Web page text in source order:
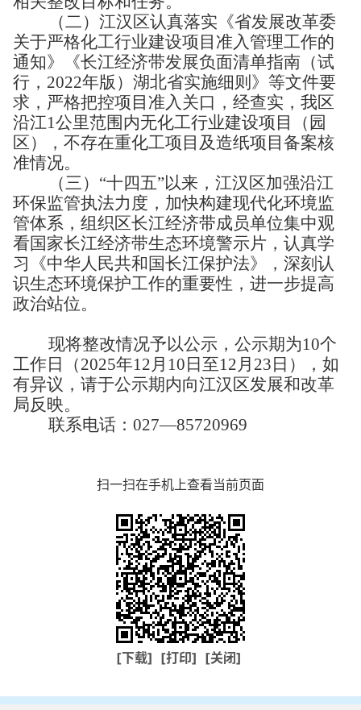
（二）江汉区认真落实《省发展改革委
关于严格化工行业建设项目准入管理工作的
通知》《长江经济带发展负面清单指南（试
行， 2022年版 ）湖北省实施细则 》等文件要
求，严格把控项目准入关口，经查实，我区
沿江1公里范围内无化工行业建设项目（园
区），不存在重化工项目及造纸项目备案核
准情况。
（三） “十四五”以来，江汉区加强沿江
环保监管执法力度，加快构建现代化环境监
管体系，组织区长江经济带成员单位集中观
看国家长江经济带生态环境警示片，认真学
习《中华人民共和国长江保护法》，深刻认
识生态环境保护工作的重要性，进一步提高
政治站位。
现将整改情况予以公示，公示期为10个
工作日
（2025年12月 10 日至12月 23 日 ）
，如
有异议，请于公示期内向江汉区发展和改革
局反映。
联系电话： 027—85720969
扫一扫在手机上查看当前页面
[下载] [打印] [关闭]